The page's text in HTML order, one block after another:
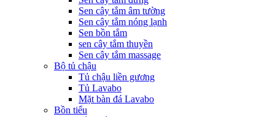
Sen cây tắm âm tường
Sen cây tắm nóng lạnh
Sen bồn tắm
sen cây tắm thuyền
Sen cây tắm massage
Bộ tủ chậu
Tủ chậu liền gương
Tủ Lavabo
Mặt bàn đá Lavabo
Bồn tiểu